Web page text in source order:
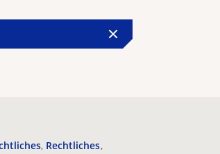
Rechtliches